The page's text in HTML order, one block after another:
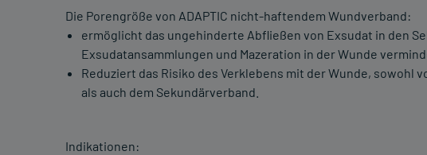
Die Porengröße von ADAPTIC nicht-haftendem Wundverband:
ermöglicht das ungehinderte Abfließen von Exsudat in den
Exsudatansammlungen und Mazeration in der Wunde
Reduziert das Risiko des Verklebens mit der Wunde, sowohl
als auch dem Sekundärverband.
Indikationen: